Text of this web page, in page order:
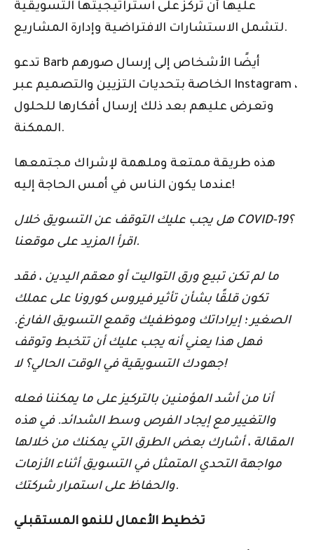
عليها أن تركز على استراتيجيتها التسويقية
لتشمل الاستشارات الافتراضية وإدارة المشاريع.
تدعو Barb أيضًا الأشخاص إلى إرسال صورهم
الخاصة بتحديات التزيين والتصميم عبر Instagram ،
وتعرض عليهم بعد ذلك إرسال أفكارها للحلول
الممكنة.
هذه طريقة ممتعة وملهمة لإشراك مجتمعها
عندما يكون الناس في أمس الحاجة إليه!
هل يجب عليك التوقف عن التسويق خلال COVID-19؟
اقرأ المزيد على موقعنا.
ما لم تكن تبيع ورق التواليت أو معقم اليدين ، فقد
تكون قلقًا بشأن تأثير فيروس كورونا على عملك
الصغير ؛ إيراداتك وموظفيك وقمع التسويق الفارغ.
فهل هذا يعني أنه يجب عليك أن تتخبط وتوقف
جهودك التسويقية في الوقت الحالي؟ لا!
أنا من أشد المؤمنين بالتركيز على ما يمكننا فعله
والتغيير مع إيجاد الفرص وسط الشدائد. في هذه
المقالة ، أشارك بعض الطرق التي يمكنك من خلالها
مواجهة التحدي المتمثل في التسويق أثناء الأزمات
والحفاظ على استمرار شركتك.
تخطيط الأعمال للنمو المستقبلي